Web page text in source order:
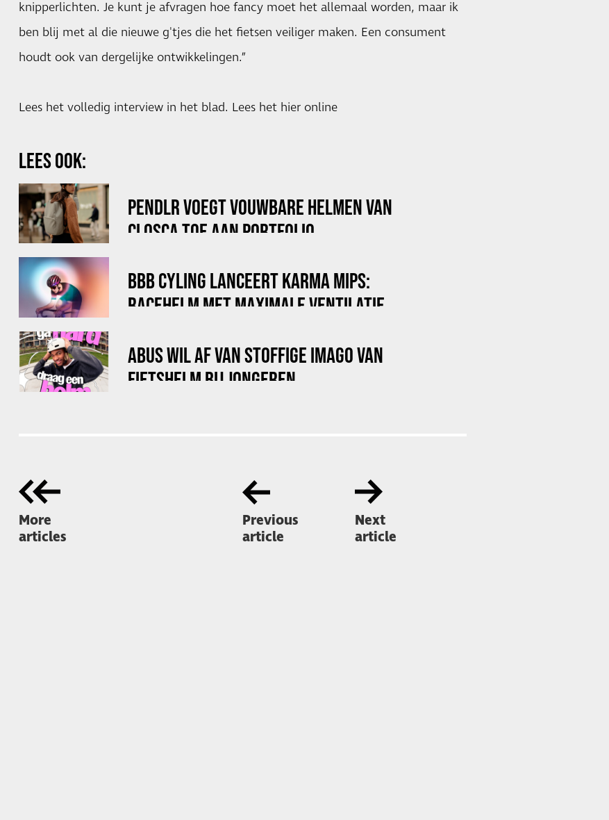
knipperlichten. Je kunt je afvragen hoe fancy moet het allemaal worden, maar ik
ben blij met al die nieuwe g'tjes die het fietsen veiliger maken. Een consument
houdt ook van dergelijke ontwikkelingen.”
Lees het volledig interview in het blad. Lees het hier online
LEES OOK:
PENDLR VOEGT VOUWBARE HELMEN VAN
CLOSCA TOE AAN PORTFOLIO
BBB CYLING LANCEERT KARMA MIPS:
RACEHELM MET MAXIMALE VENTILATIE
ABUS WIL AF VAN STOFFIGE IMAGO VAN
FIETSHELM BIJ JONGEREN
More
articles
Previous
article
Next
article